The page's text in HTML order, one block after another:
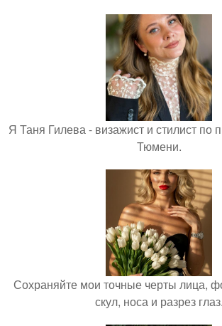
Я Таня Гилева - визажист и стилист по
Тюмени.
Сохраняйте мои точные черты лица,
скул, носа и разрез глаз.